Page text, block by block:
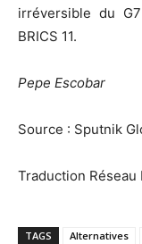
irréversible du
BRICS 11.
Pepe Escobar
Source : Sputnik
Traduction Réseau
TAGS Alternatives